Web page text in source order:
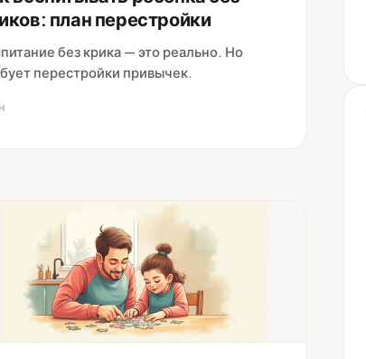
план перестройки
без крика — это реально. Но
перестройки привычек.